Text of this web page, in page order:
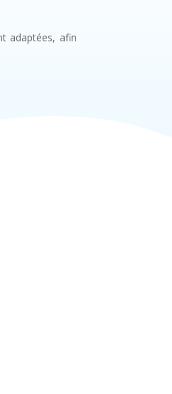
adaptées, afin